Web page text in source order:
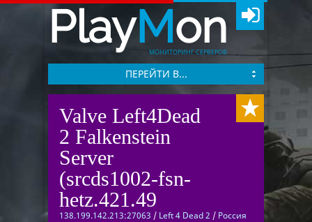
PlayMon
МОНИТОРИНГ СЕРВЕРОВ
ПЕРЕЙТИ В...
Valve Left4Dead
2 Falkenstein
Server
(srcds1002-fsn-
hetz.421.49
138.199.142.213:27063 / Left 4 Dead 2 / Россия